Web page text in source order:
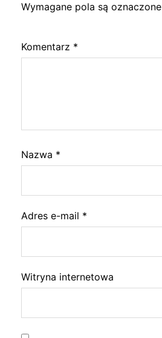
Wymagane pola są oznaczone
Komentarz *
Nazwa *
Adres e-mail *
Witryna internetowa